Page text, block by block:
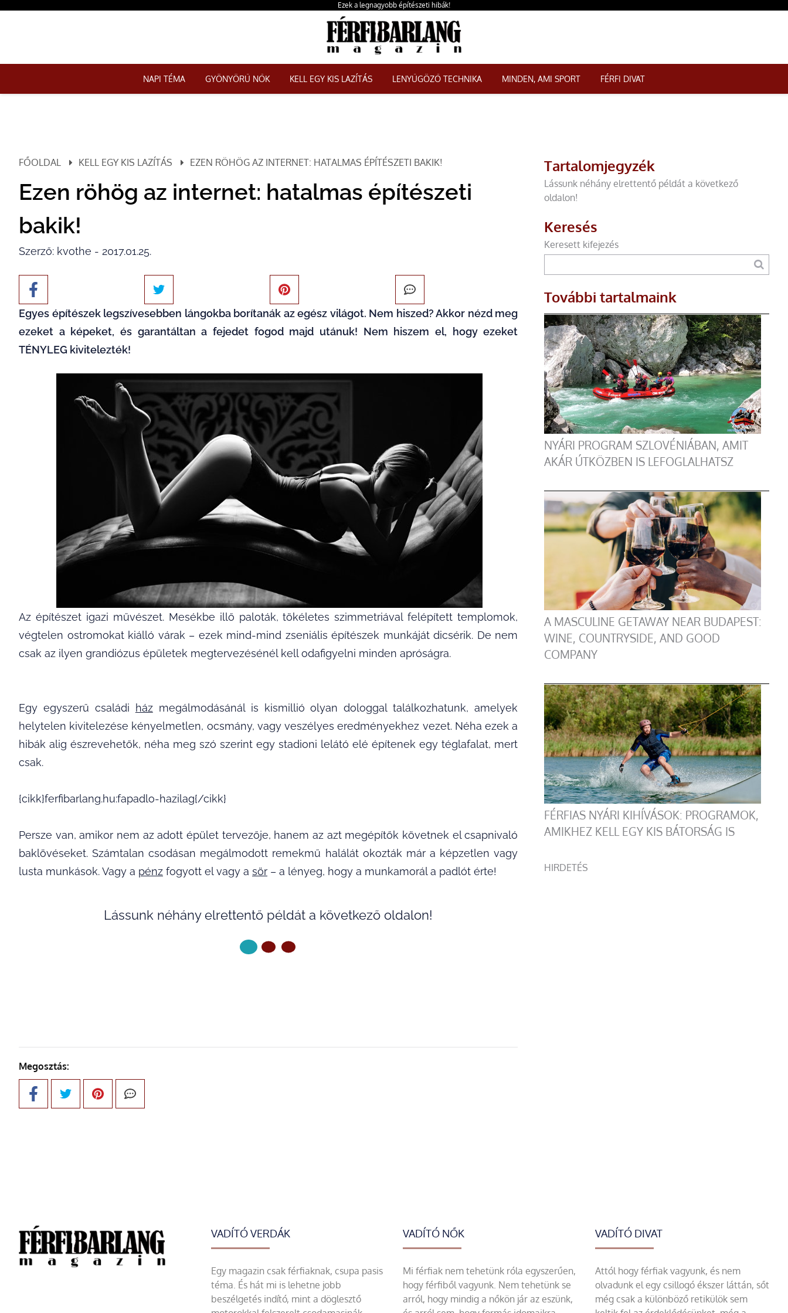
Ezek a legnagyobb építészeti hibák!
NAPI TÉMA GYÖNYÖRŰ NŐK KELL EGY KIS LAZÍTÁS LENYŰGÖZŐ TECHNIKA MINDEN, AMI SPORT FÉRFI DIVAT
FŐOLDAL KELL EGY KIS LAZÍTÁS EZEN RÖHÖG AZ INTERNET: HATALMAS ÉPÍTÉSZETI BAKIK!
Ezen röhög az internet: hatalmas építészeti
bakik!
Szerző: kvothe - 2017.01.25.
Egyes építészek legszívesebben lángokba borítanák az egész világot. Nem hiszed? Akkor nézd meg
ezeket a képeket, és garantáltan a fejedet fogod majd utánuk! Nem hiszem el, hogy ezeket
TÉNYLEG kivitelezték!
Az építészet igazi művészet. Mesékbe illő paloták, tökéletes szimmetriával felépített templomok,
végtelen ostromokat kiálló várak – ezek mind-mind zseniális építészek munkáját dicsérik. De nem
csak az ilyen grandiózus épületek megtervezésénél kell odafigyelni minden apróságra.
Egy egyszerű családi házmegálmodásánál is kismillió olyan dologgal találkozhatunk, amelyek
helytelen kivitelezése kényelmetlen, ocsmány, vagy veszélyes eredményekhez vezet. Néha ezek a
hibák alig észrevehetők, néha meg szó szerint egy stadioni lelátó elé építenek egy téglafalat, mert
csak.
{cikk}ferfibarlang.hu:fapadlo-hazilag{/cikk}
Persze van, amikor nem az adott épület tervezője, hanem az azt megépítők követnek el csapnivaló
baklövéseket. Számtalan csodásan megálmodott remekmű halálát okozták már a képzetlen vagy
lusta munkások. Vagy a pénz fogyott el vagy a sör – a lényeg, hogy a munkamorál a padlót érte!
Lássunk néhány elrettentő példát a következő oldalon!
Megosztás:
Tartalomjegyzék
Lássunk néhány elrettentő példát a következő
oldalon!
Keresés
Keresett kifejezés
További tartalmaink
NYÁRI PROGRAM SZLOVÉNIÁBAN, AMIT
AKÁR ÚTKÖZBEN IS LEFOGLALHATSZ
A MASCULINE GETAWAY NEAR BUDAPEST:
WINE, COUNTRYSIDE, AND GOOD
COMPANY
FÉRFIAS NYÁRI KIHÍVÁSOK: PROGRAMOK,
AMIKHEZ KELL EGY KIS BÁTORSÁG IS
HIRDETÉS
VADÍTÓ VERDÁK
Egy magazin csak férfiaknak, csupa pasis
téma. És hát mi is lehetne jobb
beszélgetés indító, mint a döglesztő
VADÍTÓ NŐK
Mi férfiak nem tehetünk róla egyszerűen,
hogy férfiből vagyunk. Nem tehetünk se
arról, hogy mindig a nőkön jár az eszünk,
VADÍTÓ DIVAT
Attól hogy férfiak vagyunk, és nem
olvadunk el egy csillogó ékszer láttán, sőt
még csak a különböző retikülök sem